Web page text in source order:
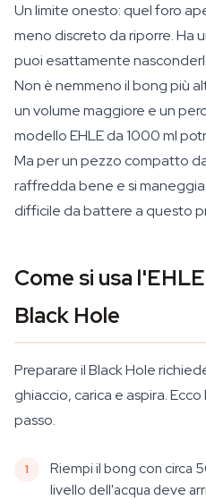
Un limite onesto: quel foro
meno discreto da riporre. Ha
puoi esattamente
Non è nemmeno il bong più
un volume maggiore e un
modello EHLE da 1000 ml
Ma per un pezzo compatto
raffredda bene e si
difficile da battere a questo
Come si usa
Black Hole
Preparare il Black Hole
ghiaccio, carica e aspira.
passo.
Riempi il bong con circa
livello dell'acqua deve